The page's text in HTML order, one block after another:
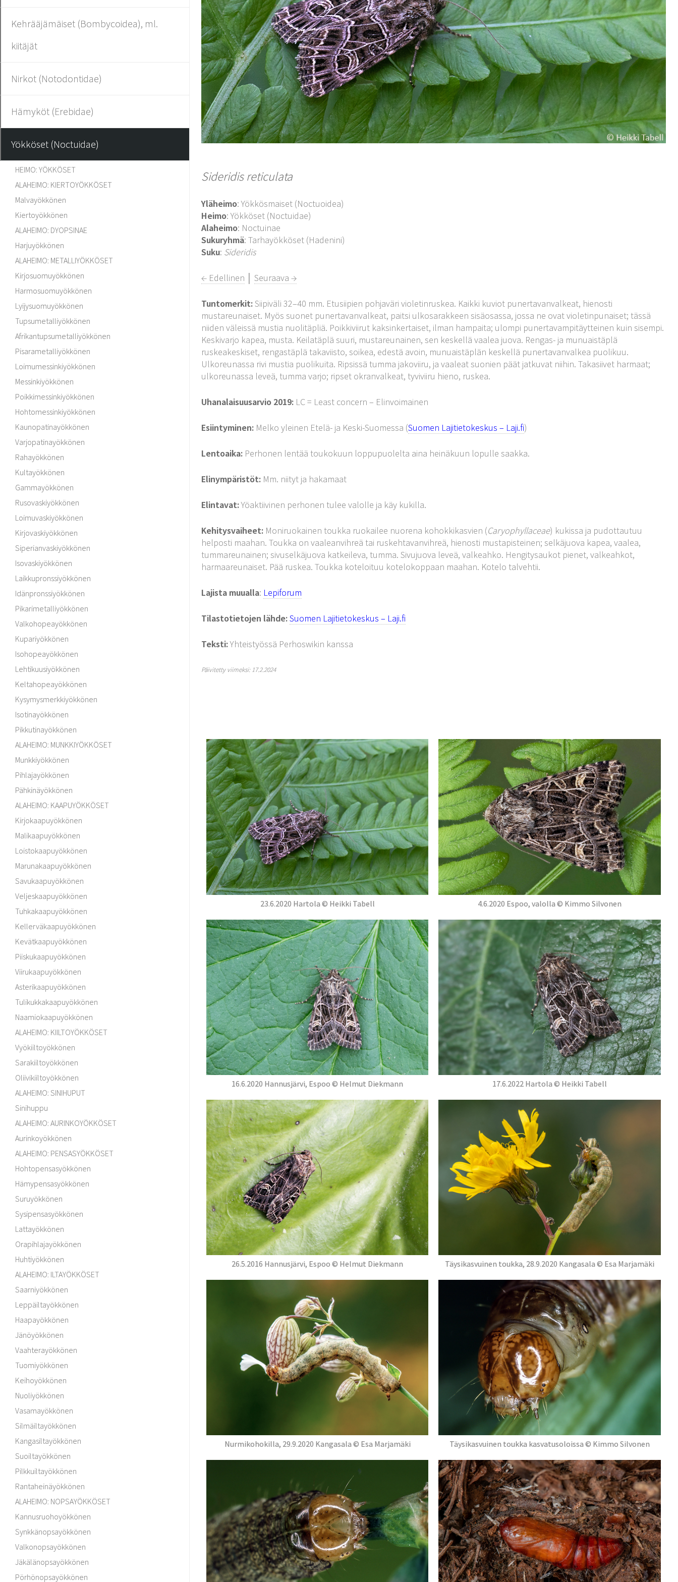
Kehrääjämäiset (Bombycoidea), ml.
kiitäjät
Nirkot (Notodontidae)
Hämyköt (Erebidae)
Yökköset (Noctuidae)
HEIMO: YÖKKÖSET
ALAHEIMO: KIERTOYÖKKÖSET
Malvayökkönen
Kiertoyökkönen
ALAHEIMO: DYOPSINAE
Harjuyökkönen
ALAHEIMO: METALLIYÖKKÖSET
Kirjosuomuyökkönen
Harmosuomuyökkönen
Lyijysuomuyökkönen
Tupsumetalliyökkönen
Afrikantupsumetalliyökkönen
Pisarametalliyökkönen
Loimumessinkiyökkönen
Messinkiyökkönen
Poikkimessinkiyökkönen
Hohtomessinkiyökkönen
Kaunopatinayökkönen
Varjopatinayökkönen
Rahayökkönen
Kultayökkönen
Gammayökkönen
Rusovaskiyökkönen
Loimuvaskiyökkönen
Kirjovaskiyökkönen
Siperianvaskiyökkönen
Isovaskiyökkönen
Laikkupronssiyökkönen
Idänpronssiyökkönen
Pikarimetalliyökkönen
Valkohopeayökkönen
Kupariyökkönen
Isohopeayökkönen
Lehtikuusiyökkönen
Keltahopeayökkönen
Kysymysmerkkiyökkönen
Isotinayökkönen
Pikkutinayökkönen
ALAHEIMO: MUNKKIYÖKKÖSET
Munkkiyökkönen
Pihlajayökkönen
Pähkinäyökkönen
ALAHEIMO: KAAPUYÖKKÖSET
Kirjokaapuyökkönen
Malikaapuyökkönen
Loistokaapuyökkönen
Marunakaapuyökkönen
Savukaapuyökkönen
Veljeskaapuyökkönen
Tuhkakaapuyökkönen
Kellerväkaapuyökkönen
Kevätkaapuyökkönen
Piiskukaapuyökkönen
Viirukaapuyökkönen
Asterikaapuyökkönen
Tulikukkakaapuyökkönen
Naamiokaapuyökkönen
ALAHEIMO: KIILTOYÖKKÖSET
Vyökiiltoyökkönen
Sarakiiltoyökkönen
Oliivikiiltoyökkönen
ALAHEIMO: SINIHUPUT
Sinihuppu
ALAHEIMO: AURINKOYÖKKÖSET
Aurinkoyökkönen
ALAHEIMO: PENSASYÖKKÖSET
Hohtopensasyökkönen
Hämypensasyökkönen
Suruyökkönen
Sysipensasyökkönen
Lattayökkönen
Orapihlajayökkönen
Huhtiyökkönen
ALAHEIMO: ILTAYÖKKÖSET
Saarniyökkönen
Leppäiltayökkönen
Haapayökkönen
Jänöyökkönen
Vaahterayökkönen
Tuomiyökkönen
Keihoyökkönen
Nuoliyökkönen
Vasamayökkönen
Silmäiltayökkönen
Kangasiltayökkönen
Suoiltayökkönen
Pilkkuiltayökkönen
Rantaheinäyökkönen
ALAHEIMO: NOPSAYÖKKÖSET
Kannusruohoyökkönen
Synkkänopsayökkönen
Valkonopsayökkönen
Jäkälänopsayökkönen
Pörhönopsayökkönen
Sideridis reticulata
Yläheimo: Yökkösmaiset (Noctuoidea)
Heimo: Yökköset (Noctuidae)
Alaheimo: Noctuinae
Sukuryhmä: Tarhayökköset (Hadenini)
Suku: Sideridis
← Edellinen │Seuraava →
Tuntomerkit:Siipiväli 32–40 mm. Etusiipien pohjaväri violetinruskea. Kaikki kuviot punertavanvalkeat, hienosti
mustareunaiset. Myös suonet punertavanvalkeat, paitsi ulkosarakkeen sisäosassa, jossa ne ovat violetinpunaiset; tässä
niiden väleissä mustia nuolitäpliä. Poikkiviirut kaksinkertaiset, ilman hampaita; ulompi punertavampitäytteinen kuin sisempi.
Keskivarjo kapea, musta. Keilatäplä suuri, mustareunainen, sen keskellä vaalea juova. Rengas- ja munuaistäplä
ruskeakeskiset, rengastäplä takaviisto, soikea, edestä avoin, munuaistäplän keskellä punertavanvalkea puolikuu.
Ulkoreunassa rivi mustia puolikuita. Ripsissä tumma jakoviiru, ja vaaleat suonien päät jatkuvat niihin. Takasiivet harmaat;
ulkoreunassa leveä, tumma varjo; ripset okranvalkeat, tyviviiru hieno, ruskea.
Uhanalaisuusarvio 2019: LC = Least concern – Elinvoimainen
Esiintyminen: Melko yleinen Etelä- ja Keski-Suomessa (Suomen Lajitietokeskus – Laji.fi)
Lentoaika: Perhonen lentää toukokuun loppupuolelta aina heinäkuun lopulle saakka.
Elinympäristöt: Mm. niityt ja hakamaat
Elintavat:Yöaktiivinen perhonen tulee valolle ja käy kukilla.
Kehitysvaiheet: Moniruokainen toukka ruokailee nuorena kohokkikasvien (Caryophyllaceae) kukissa ja pudottautuu
helposti maahan. Toukka on vaaleanvihreä tai ruskehtavanvihreä, hienosti mustapisteinen; selkäjuova kapea, vaalea,
tummareunainen; sivuselkäjuova katkeileva, tumma. Sivujuova leveä, valkeahko. Hengitysaukot pienet, valkeahkot,
harmaareunaiset. Pää ruskea. Toukka koteloituu kotelokoppaan maahan. Kotelo talvehtii.
Lajista muualla: Lepiforum
Tilastotietojen lähde:Suomen Lajitietokeskus – Laji.fi
Teksti:Yhteistyössä Perhoswikin kanssa
Päivitetty viimeksi: 17.2.2024
23.6.2020 Hartola © Heikki Tabell 4.6.2020 Espoo, valolla © Kimmo Silvonen
16.6.2020 Hannusjärvi, Espoo © Helmut Diekmann 17.6.2022 Hartola © Heikki Tabell
26.5.2016 Hannusjärvi, Espoo © Helmut Diekmann Täysikasvuinen toukka, 28.9.2020 Kangasala © Esa Marjamäki
Nurmikohokilla, 29.9.2020 Kangasala © Esa Marjamäki Täysikasvuinen toukka kasvatusoloissa © Kimmo Silvonen